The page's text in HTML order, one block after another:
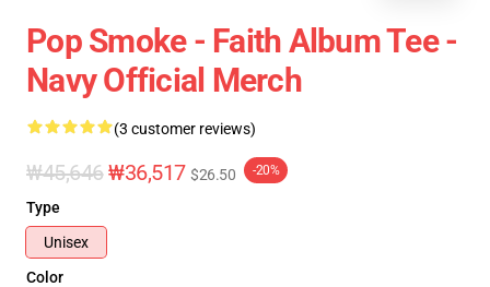
Pop Smoke - Faith Album Tee -
Navy Official Merch
(3 customer reviews)
₩45,646₩36,517 $26.50 -20%
Type
Unisex
Color